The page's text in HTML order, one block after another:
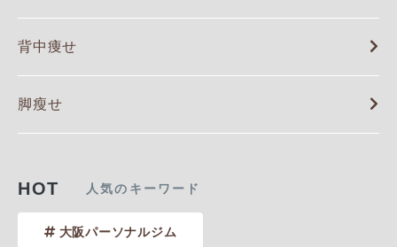
背中痩せ
脚瘦せ
HOT 人気のキーワード
大阪パーソナルジム